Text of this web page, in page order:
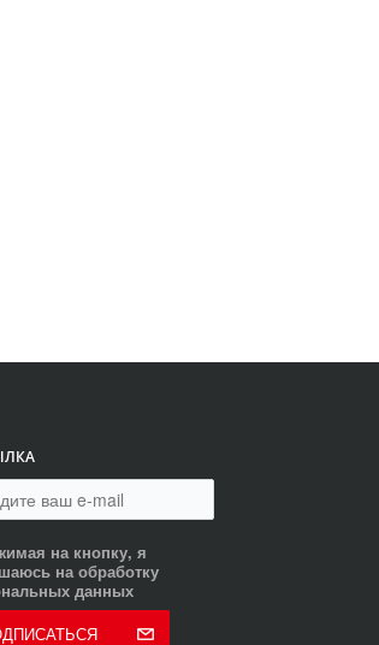
на кнопку, я
на обработку
данных